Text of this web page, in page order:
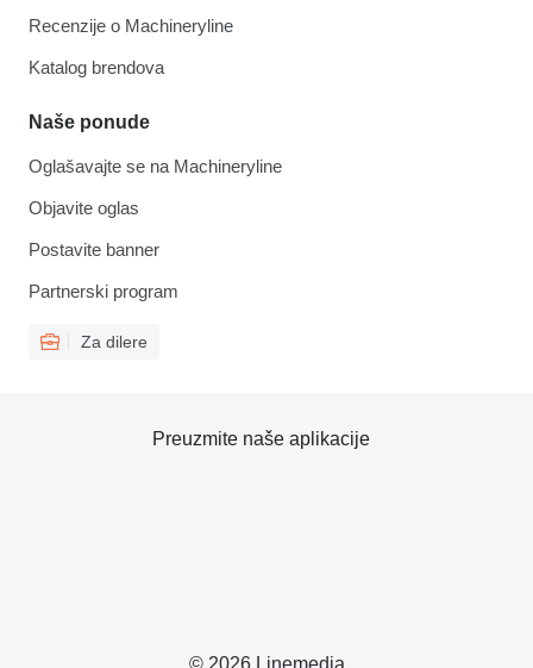
Recenzije o Machineryline
Katalog brendova
Naše ponude
Oglašavajte se na Machineryline
Objavite oglas
Postavite banner
Partnerski program
Za dilere
© 2026 Linemedia
Preuzmite naše aplikacije